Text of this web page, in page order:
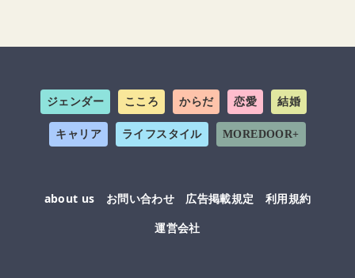
ジェンダー こころ からだ 恋愛 結婚
キャリア ライフスタイル MOREDOOR+
about us お問い合わせ 広告掲載規定
利用規約
運営会社